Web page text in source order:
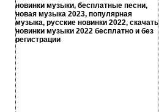
новинки музыки, бесплатные песни,
новая музыка 2023, популярная
музыка, русские новинки 2022, скачать
новинки музыки 2022 бесплатно и без
регистрации